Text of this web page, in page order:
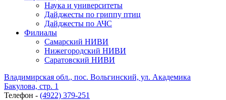
Наука и университеты
Дайджесты по гриппу птиц
Дайджесты по АЧС
Филиалы
Самарский НИВИ
Нижегородский НИВИ
Саратовский НИВИ
Владимирская обл., пос. Вольгинский, ул. Академика
Бакулова, стр. 1
Телефон - (4922) 379-251